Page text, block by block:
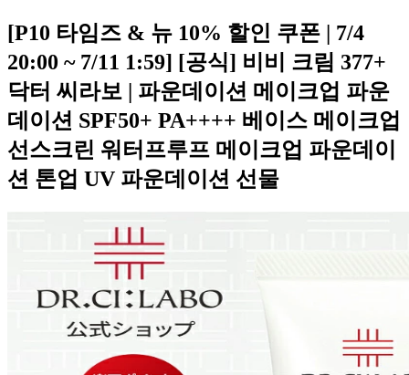
[P10 타임즈 & 뉴 10% 할인 쿠폰 | 7/4
20:00 ~ 7/11 1:59] [공식] 비비 크림 377+
닥터 씨라보 | 파운데이션 메이크업 파운
데이션 SPF50+ PA++++ 베이스 메이크업
선스크린 워터프루프 메이크업 파운데이
션 톤업 UV 파운데이션 선물